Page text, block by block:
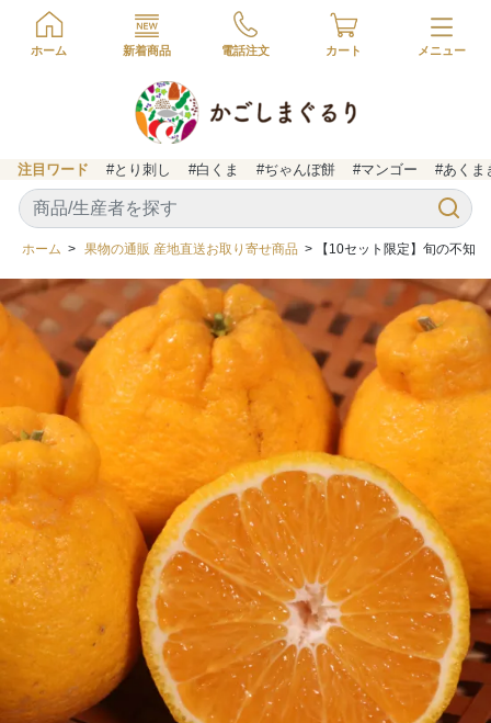
ホーム 新着商品 電話注文 カート
注目ワード #とり刺し #白くま #ぢゃんぼ餅 #マンゴー #あくま
ホーム > 果物の通販 産地直送お取り寄せ商品 > 【10セット限定】旬の不知